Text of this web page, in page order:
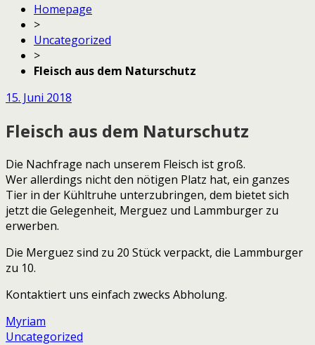
Homepage
>
Uncategorized
>
Fleisch aus dem Naturschutz
15. Juni 2018
Fleisch aus dem Naturschutz
Die Nachfrage nach unserem Fleisch ist groß.
Wer allerdings nicht den nötigen Platz hat, ein ganzes
Tier in der Kühltruhe unterzubringen, dem bietet sich
jetzt die Gelegenheit, Merguez und Lammburger zu
erwerben.
Die Merguez sind zu 20 Stück verpackt, die Lammburger
zu 10.
Kontaktiert uns einfach zwecks Abholung.
Myriam
Uncategorized